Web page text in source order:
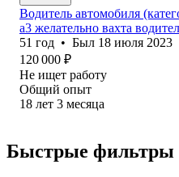
Водитель автомобиля
а3 желательно вахта
51 год • Был 18 июля 2023
120 000 ₽
Не ищет работу
Общий опыт
18 лет 3 месяца
Быстрые фильтры